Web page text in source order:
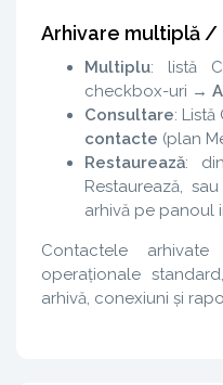
Arhivare multiplă /
Multiplu: listă
checkbox-uri →
Consultare:
contacte (plan
Restaurează:
Restaurează,
arhivă pe panoul
Contactele
operaționale
arhivă, conexiuni și